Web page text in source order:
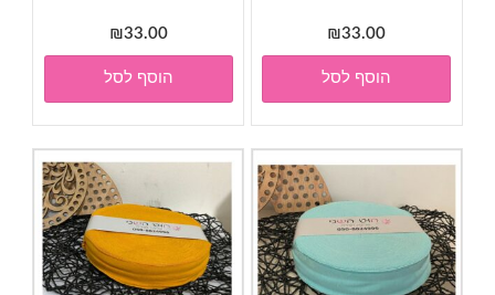
₪33.00
הוסף לסל
₪33.00
הוסף לסל